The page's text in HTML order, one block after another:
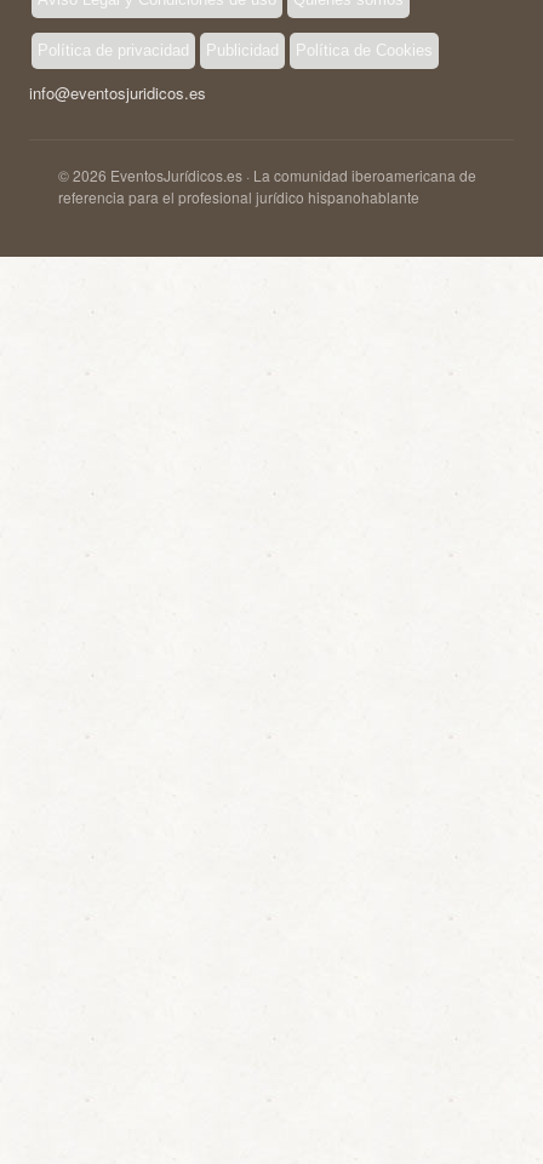
Política de privacidad Publicidad Política de Cookies
info@eventosjuridicos.es
© 2026 EventosJurídicos.es · La comunidad iberoamericana de
referencia para el profesional jurídico hispanohablante